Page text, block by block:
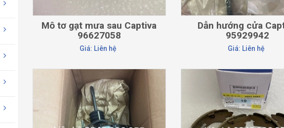
Mô tơ gạt mưa sau Captiva
96627058
Giá: Liên hệ
Dẫn hướng cửa
95929942
Giá: Liên hệ
CHI TIẾT CHI TIẾT